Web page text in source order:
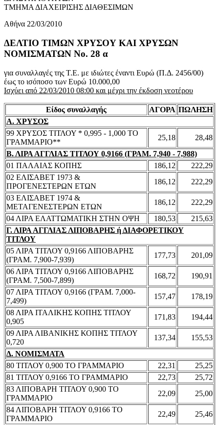
ΤΜΗΜΑ ΔΙΑΧΕΙΡΙΣΗΣ ΔΙΑΘΕΣΙΜΩΝ
Αθήνα 22/03/2010
ΔΕΛΤΙΟ ΤΙΜΩΝ ΧΡΥΣΟΥ ΚΑΙ ΧΡΥΣΩΝ
ΝΟΜΙΣΜΑΤΩΝ No. 28 α
για συναλλαγές της Τ.Ε. με ιδιώτες έναντι Ευρώ (Π.Δ. 2456/00)
έως το ισόποσο των Ευρώ 10.000,00
Ισχύει από 22/03/2010 08:00 και μέχρι την έκδοση νεοτέρου
Είδος συναλλαγής ΑΓΟΡΑ ΠΩΛΗΣΗ
Α. ΧΡΥΣΟΣ
99 ΧΡΥΣΟΣ ΤΙΤΛΟΥ * 0,995 - 1,000 ΤΟ
ΓΡΑΜΜΑΡΙΟ**
25,18
28,48
Β. ΛΙΡΑ ΑΓΓΛΙΑΣ ΤΙΤΛΟΥ 0,9166 (ΓΡΑΜ. 7,940 - 7,988)
01 ΠΑΛΑΙΑΣ ΚΟΠΗΣ
186,12
222,29
02 ΕΛΙΣΑΒΕΤ 1973 &
ΠΡΟΓΕΝΕΣΤΕΡΩΝ ΕΤΩΝ
186,12
222,29
03 ΕΛΙΣΑΒΕΤ 1974 &
ΜΕΤΑΓΕΝΕΣΤΕΡΩΝ ΕΤΩΝ
186,12
222,29
04 ΛΙΡΑ ΕΛΑΤΤΩΜΑΤΙΚΗ ΣΤΗΝ ΟΨΗ
180,53
215,63
Γ. ΛΙΡΑ ΑΓΓΛΙΑΣ ΛΙΠΟΒΑΡΗΣ ή ΔΙΑΦΟΡΕΤΙΚΟΥ
ΤΙΤΛΟΥ
05 ΛΙΡΑ ΤΙΤΛΟΥ 0,9166 ΛΙΠΟΒΑΡΗΣ
(ΓΡΑΜ. 7,900-7,939)
177,73
201,09
06 ΛΙΡΑ ΤΙΤΛΟΥ 0,9166 ΛΙΠΟΒΑΡΗΣ
(ΓΡΑΜ. 7,500-7,899)
168,72
190,91
07 ΛΙΡΑ ΤΙΤΛΟΥ 0,9166 (ΓΡΑΜ. 7,000-
7,499)
157,47
178,19
08 ΛΙΡΑ ΙΤΑΛΙΚΗΣ ΚΟΠΗΣ ΤΙΤΛΟΥ
0,905
171,83
194,44
09 ΛΙΡΑ ΛΙΒΑΝΙΚΗΣ ΚΟΠΗΣ ΤΙΤΛΟΥ
0,720
137,34
155,53
Δ. ΝΟΜΙΣΜΑΤΑ
80 ΤΙΤΛΟΥ 0,900 ΤΟ ΓΡΑΜΜΑΡΙΟ
22,31
25,25
81 ΤΙΤΛΟΥ 0,9166 ΤΟ ΓΡΑΜΜΑΡΙΟ
22,73
25,72
83 ΛΙΠΟΒΑΡΗ ΤΙΤΛΟΥ 0,900 ΤΟ
ΓΡΑΜΜΑΡΙΟ
22,09
25,00
84 ΛΙΠΟΒΑΡΗ ΤΙΤΛΟΥ 0,9166 ΤΟ
ΓΡΑΜΜΑΡΙΟ
22,49
25,46